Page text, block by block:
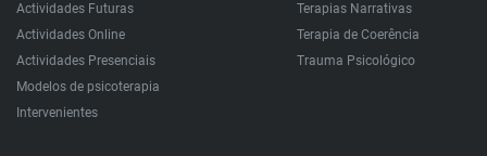
Actividades Futuras
Actividades Online
Actividades Presenciais
Modelos de psicoterapia
Intervenientes
Terapias Narrativas
Terapia de Coerência
Trauma Psicológico